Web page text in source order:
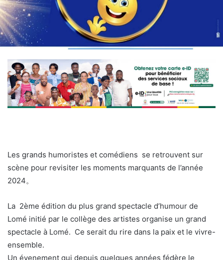
Les grands humoristes et comédiens se retrouvent sur
scène pour revisiter les moments marquants de l’année
2024。
La 2ème édition du plus grand spectacle d’humour de
Lomé initié par le collège des artistes organise un grand
spectacle à Lomé. Ce serait du rire dans la paix et le vivre-
ensemble.
Un évenement qui depuis quelques années fédère le